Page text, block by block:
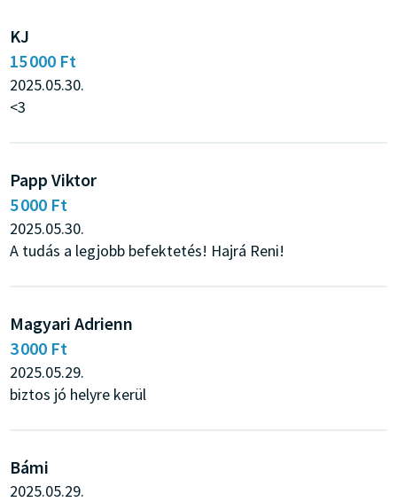
KJ
15 000 Ft
2025.05.30.
<3
Papp Viktor
5 000 Ft
2025.05.30.
A tudás a legjobb befektetés! Hajrá Reni!
Magyari Adrienn
3 000 Ft
2025.05.29.
biztos jó helyre kerül
Bámi
2025.05.29.